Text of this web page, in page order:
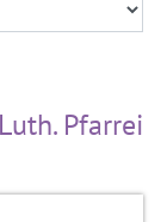
Pfarrei